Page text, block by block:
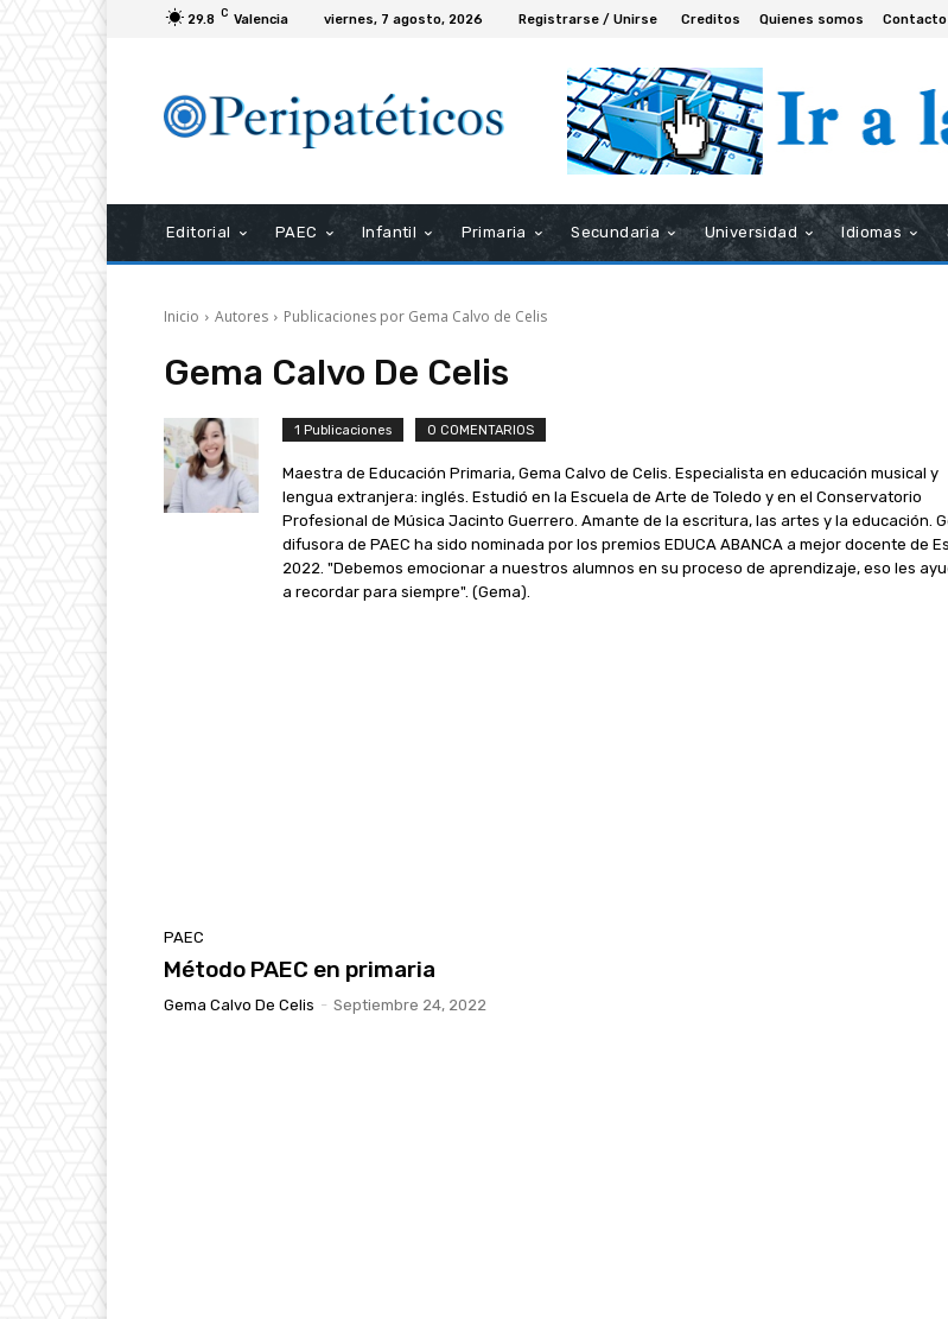
29.8 C Valencia viernes, 7 agosto, 2026 Registrarse / Unirse Creditos Quienes somos Contacto
Editorial PAEC Infantil Primaria Secundaria Universidad Idiomas
Inicio Autores Publicaciones por Gema Calvo de Celis
Gema Calvo De Celis
1 Publicaciones 0 COMENTARIOS
Maestra de Educación Primaria, Gema Calvo de Celis. Especialista en educación musical y
lengua extranjera: inglés. Estudió en la Escuela de Arte de Toledo y en el Conservatorio
Profesional de Música Jacinto Guerrero. Amante de la escritura, las artes y la educación.
difusora de PAEC ha sido nominada por los premios EDUCA ABANCA a mejor docente de
2022. "Debemos emocionar a nuestros alumnos en su proceso de aprendizaje, eso les
a recordar para siempre". (Gema).
PAEC
Método PAEC en primaria
Gema Calvo De Celis - Septiembre 24, 2022